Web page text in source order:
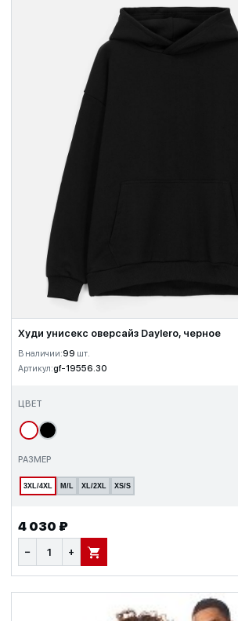
Худи унисекс оверсайз Daylero, черное
В наличии:99 шт.
Артикул:gf-19556.30
ЦВЕТ
РАЗМЕР
3XL/4XL M/L XL/2XL XS/S
4 030 ₽
− + В КОРЗИНУ